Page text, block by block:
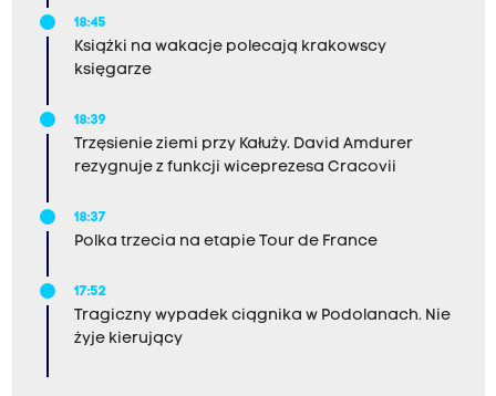
18:45
Książki na wakacje polecają krakowscy
księgarze
18:39
Trzęsienie ziemi przy Kałuży. David Amdurer
rezygnuje z funkcji wiceprezesa Cracovii
18:37
Polka trzecia na etapie Tour de France
17:52
Tragiczny wypadek ciągnika w Podolanach. Nie
żyje kierujący